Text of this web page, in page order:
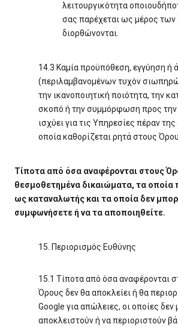
λειτουργικότητα
σας παρέχεται ως μέρος
διορθώνονται.
14.3 Καμία προϋπόθεση, εγγύηση ή
(περιλαμβανομένων τυχόν
την ικανοποιητική ποιότητα, την
σκοπό ή την συμμόρφωση προς την
ισχύει για τις Υπηρεσίες πέραν
οποία καθορίζεται ρητά στους
Τίποτα από όσα αναφέρονται στους
θεσμοθετημένα δικαιώματα, τα οποία
ως καταναλωτής και τα οποία δεν
συμφωνήσετε ή να τα αποποιηθείτε.
15. Περιορισμός Ευθύνης
15.1 Τίποτα από όσα αναφέρονται
Όρους δεν θα αποκλείει ή θα
Google για απώλειες, οι οποίες
αποκλειστούν ή να περιοριστούν